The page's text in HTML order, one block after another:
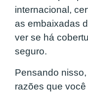
internacional,
as embaixadas
ver se há
seguro.
Pensando
razões que